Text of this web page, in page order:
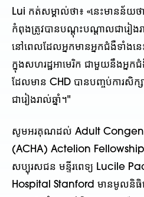
Lui កត់​សម្គាល់​ថា​៖ «​នេះ​មាន​ន័យ​
កំពុង​ត្រូវ​បាន​បណ្តុះបណ្តាល​ជា​រៀង​រ
នៅពេលដែលអ្នកមានអ្នកជំងឺទាំងន
ក្នុងសហរដ្ឋអាមេរិក ជាមួយនឹងអ្នក
ដែលមាន CHD បានបញ្ចប់ការសិក្
ជារៀងរាល់ឆ្នាំ។"
សូមអរគុណដល់ Adult
(ACHA) Actelion Fellowship
សប្បុរសជន មន្ទីរពេទ្យ Lucile
Hospital Stanford មានមូលនិធិ